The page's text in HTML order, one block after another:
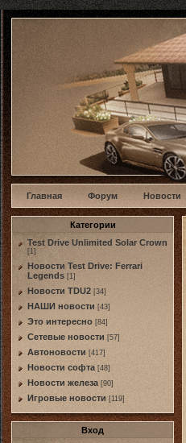
w
Главная Форум Новости
Категории
Test Drive Unlimited Solar Crown
[1]
Новости Test Drive: Ferrari
Legends [1]
Новости TDU2 [34]
НАШИ новости [43]
Это интересно [84]
Сетевые новости [57]
Автоновости [417]
Новости софта [48]
Новоcти железа [90]
Игровые новости [119]
Вход